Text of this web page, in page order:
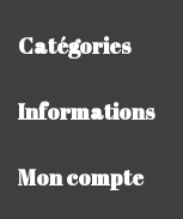
Catégories
Informations
Mon compte